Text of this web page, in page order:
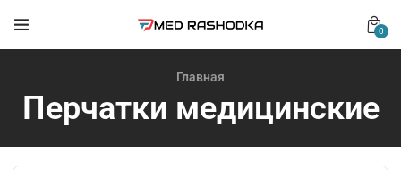
0
Главная
Перчатки медицинские